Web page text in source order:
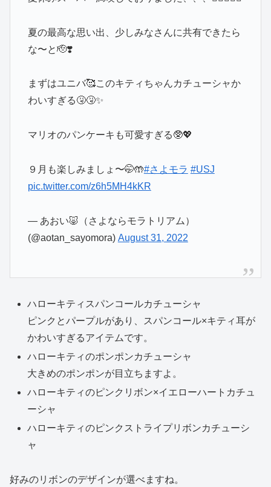
夏の最高な思い出、少しみなさんに共有できたら
な〜と🫡❣️
まずはユニバ🥰このキティちゃんカチューシャか
わいすぎる🤧🤧✨
マリオのパンケーキも可愛すぎる🥸💖
９月も楽しみましょ〜🤭🤲#さよモラ #USJ
pic.twitter.com/z6h5MH4kKR
— あおい🐷（さよならモラトリアム）
(@aotan_sayomora) August 31, 2022
ハローキティスパンコールカチューシャ
ピンクとパープルがあり、スパンコール×キティ耳が
かわいすぎるアイテムです。
ハローキティのポンポンカチューシャ
大きめのポンポンが目立ちますよ。
ハローキティのピンクリボン×イエローハートカチュ
ーシャ
ハローキティのピンクストライプリボンカチューシ
ャ
好みのリボンのデザインが選べますね。